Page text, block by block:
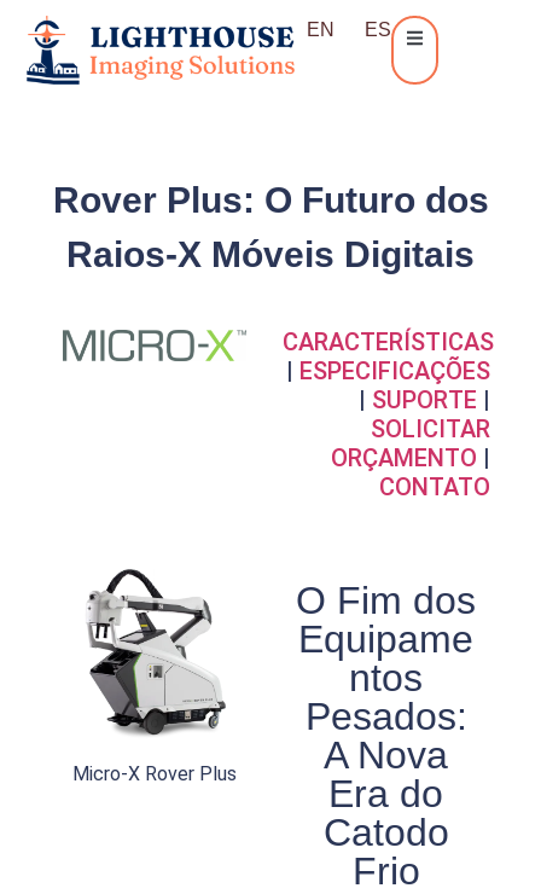
EN ES
Rover Plus: O Futuro dos
Raios-X Móveis Digitais
CARACTERÍSTICAS
| ESPECIFICAÇÕES
| SUPORTE |
SOLICITAR
ORÇAMENTO |
CONTATO
Micro-X Rover Plus
O Fim dos
Equipame
ntos
Pesados:
A Nova
Era do
Catodo
Frio